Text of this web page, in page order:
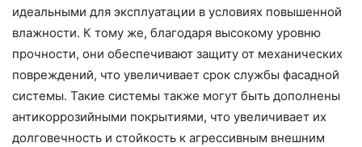
идеальными для эксплуатации в условиях повышенной
влажности. К тому же, благодаря высокому уровню
прочности, они обеспечивают защиту от механических
повреждений, что увеличивает срок службы фасадной
системы. Такие системы также могут быть дополнены
антикоррозийными покрытиями, что увеличивает их
долговечность и стойкость к агрессивным внешним